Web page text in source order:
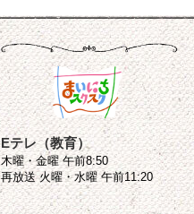
Eテレ（教育）
木曜・金曜 午前8:50
再放送 火曜・水曜 午前11:20